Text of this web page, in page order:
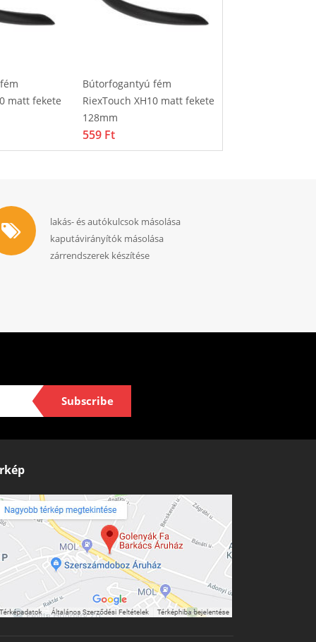
matt fekete
Bútorfogantyú fém
RiexTouch XH10 matt fekete
128mm
559 Ft
lakás- és autókulcsok másolása
kaputávirányítók másolása
zárrendszerek készítése
Subscribe